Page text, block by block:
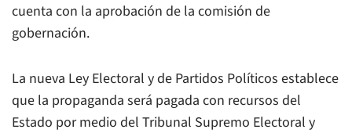
cuenta con la aprobación de la comisión de
gobernación.
La nueva Ley Electoral y de Partidos Políticos establece
que la propaganda será pagada con recursos del
Estado por medio del Tribunal Supremo Electoral y